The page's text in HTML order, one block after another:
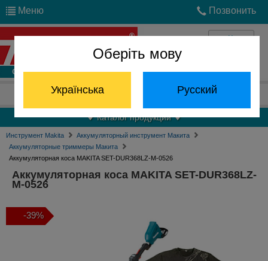
Оберіть мову
Українська Русский
Меню Позвонить
Войти
Отдел запчастей: (068) 824-24-24
Каталог продукции
Инструмент Makita
Аккумуляторный инструмент Макита
Аккумуляторные триммеры Макита
Аккумуляторная коса MAKITA SET-DUR368LZ-M-0526
Аккумуляторная коса MAKITA SET-DUR368LZ-
M-0526
-39%